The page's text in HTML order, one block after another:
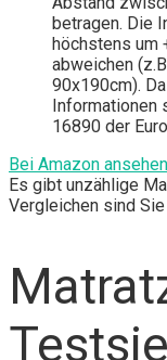
betragen. Die
höchstens um
abweichen
90x190cm).
Informationen
16890 der
Bei Amazon ansehen
Es gibt unzählige
Vergleichen sind